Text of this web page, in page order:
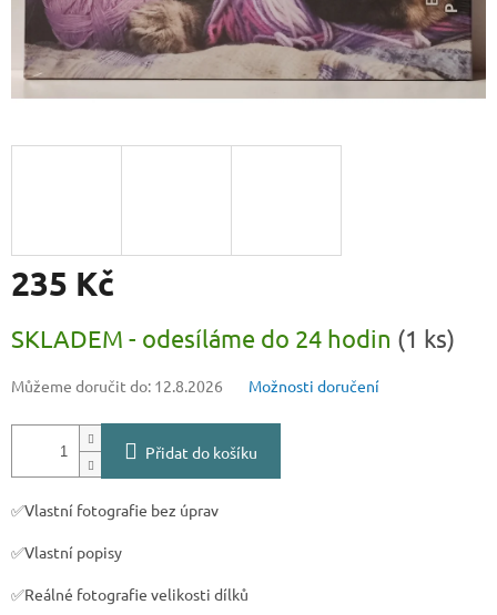
235 Kč
cena:
SKLADEM - odesíláme do 24 hodin (1 ks)
Můžeme doručit do: 12.8.2026 Možnosti doručení
Přidat do košíku
✅Vlastní fotografie bez úprav
✅Vlastní popisy
✅Reálné fotografie velikosti dílků